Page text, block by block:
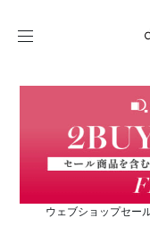
ウェブショップセー